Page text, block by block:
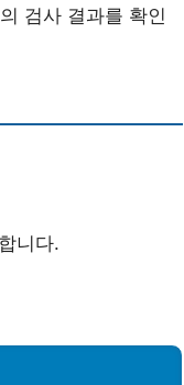
검사 결과를 확인
니다.